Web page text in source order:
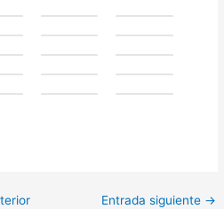
Entrada siguiente →